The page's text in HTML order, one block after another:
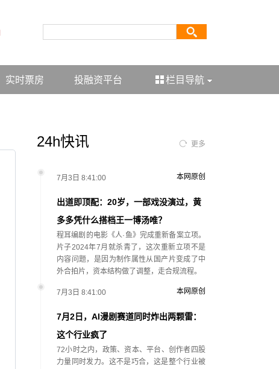
实时票房 投融资平台 栏目导航
24h快讯 更多
7月3日 8:41:00
出道即顶配：20岁，一部戏没演过，黄
多多凭什么搭档王一博汤唯？
程耳编剧的电影《人·鱼》完成重新备案立项。
片子2024年7月就杀青了，这次重新立项不是
内容问题，是因为制作属性从国产片变成了中
外合拍片，资本结构做了调整，走合规流程。
本网原创
7月3日 8:41:00
7月2日，AI漫剧赛道同时炸出两颗雷：
这个行业疯了
72小时之内，政策、资本、平台、创作者四股
力量同时发力。这不是巧合，这是整个行业被
本网原创